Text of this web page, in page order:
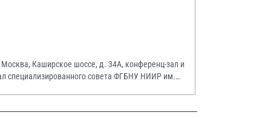
Москва, Каширское шоссе, д. 34А, конференц-зал и
специализированного совета ФГБНУ НИИР им.